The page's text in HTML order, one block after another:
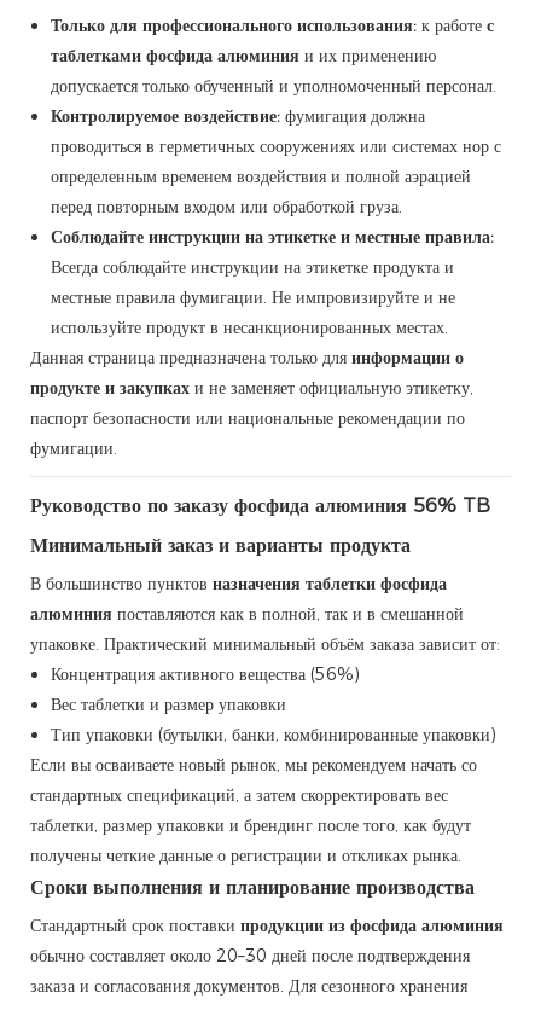
Только для профессионального использования:к работе с
таблетками фосфида алюминия и их применению
допускается только обученный и уполномоченный персонал.
Контролируемое воздействие:фумигация должна
проводиться в герметичных сооружениях или системах нор с
определенным временем воздействия и полной аэрацией
перед повторным входом или обработкой груза.
Соблюдайте инструкции на этикетке и местные правила:
Всегда соблюдайте инструкции на этикетке продукта и
местные правила фумигации. Не импровизируйте и не
используйте продукт в несанкционированных местах.
Данная страница предназначена только для информации о
продукте и закупках и не заменяет официальную этикетку,
паспорт безопасности или национальные рекомендации по
фумигации.
Руководство по заказу фосфида алюминия 56% TB
Минимальный заказ и варианты продукта
В большинство пунктов назначения таблетки фосфида
алюминия поставляются как в полной, так и в смешанной
упаковке. Практический минимальный объём заказа зависит от:
Концентрация активного вещества (56%)
Вес таблетки и размер упаковки
Тип упаковки (бутылки, банки, комбинированные упаковки)
Если вы осваиваете новый рынок, мы рекомендуем начать со
стандартных спецификаций, а затем скорректировать вес
таблетки, размер упаковки и брендинг после того, как будут
получены четкие данные о регистрации и откликах рынка.
Сроки выполнения и планирование производства
Стандартный срок поставки продукции из фосфида алюминия
обычно составляет около 20–30 дней после подтверждения
заказа и согласования документов. Для сезонного хранения